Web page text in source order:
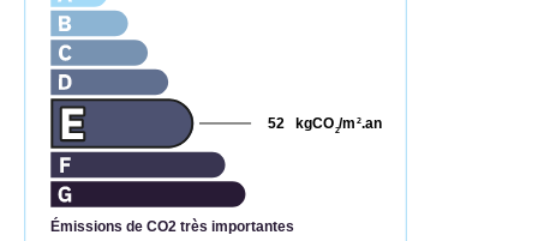
Émissions de CO2 très importantes
kgCO2/m 2.an
52